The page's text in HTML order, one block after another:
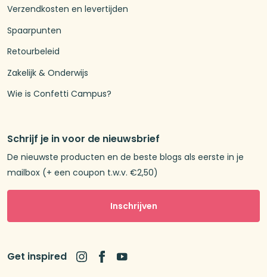
Verzendkosten en levertijden
Spaarpunten
Retourbeleid
Zakelijk & Onderwijs
Wie is Confetti Campus?
Schrijf je in voor de nieuwsbrief
De nieuwste producten en de beste blogs als eerste in je
mailbox (+ een coupon t.w.v. €2,50)
Inschrijven
Get inspired